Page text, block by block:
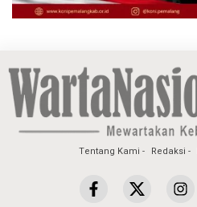
Tentang Kami Redaksi